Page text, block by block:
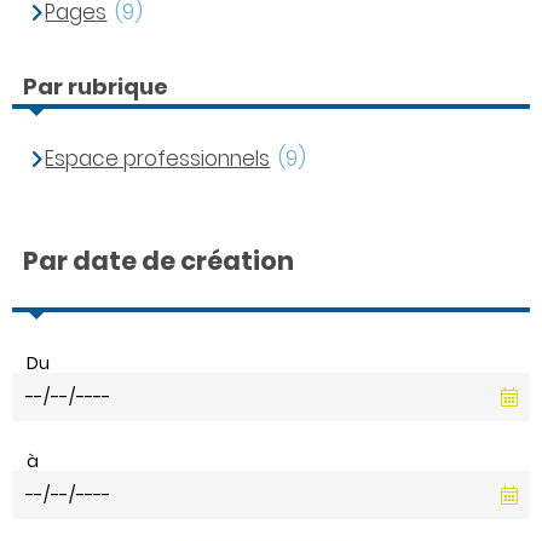
Pages (9)
Par rubrique
Espace professionnels (9)
Par date de création
Du
à